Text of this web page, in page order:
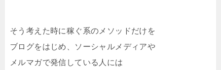
そう考えた時に稼ぐ系のメソッドだけを
ブログをはじめ、ソーシャルメディアや
メルマガで発信している人には